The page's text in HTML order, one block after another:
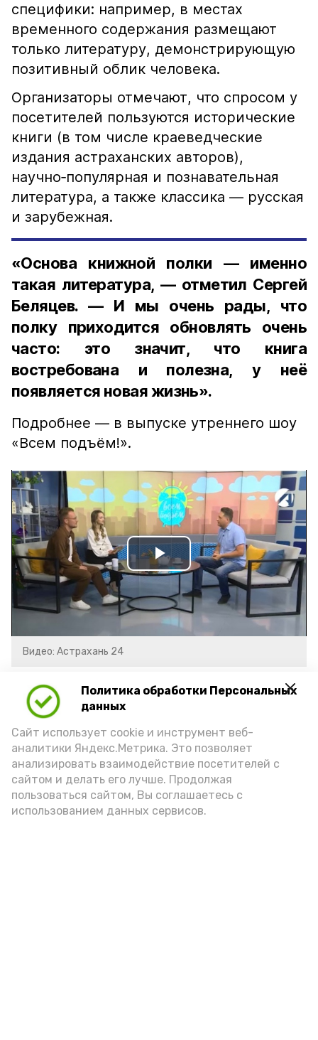
Политика обработки Персональных
данных
Сайт использует cookie и инструмент веб-
аналитики Яндекс.Метрика. Это позволяет
анализировать взаимодействие посетителей с
сайтом и делать его лучше. Продолжая
пользоваться сайтом, Вы соглашаетесь с
использованием данных сервисов.
специфики: например, в местах
временного содержания размещают
только литературу, демонстрирующую
позитивный облик человека.
Организаторы отмечают, что спросом у
посетителей пользуются исторические
книги (в том числе краеведческие
издания астраханских авторов),
научно‑популярная и познавательная
литература, а также классика — русская
и зарубежная.
«Основа книжной полки — именно
такая литература, — отметил Сергей
Беляцев. — И мы очень рады, что
полку приходится обновлять очень
часто: это значит, что книга
востребована и полезна, у неё
появляется новая жизнь».
Подробнее — в выпуске утреннего шоу
«Всем подъём!».
Play
Video
Видео: Астрахань 24